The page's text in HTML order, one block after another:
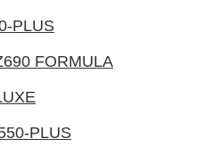
PLUS
FORMULA
PLUS